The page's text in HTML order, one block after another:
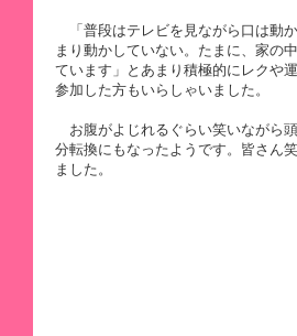
「普段はテレビを見ながら口は動
まり動かしていない。たまに、家の
ています」とあまり積極的にレクや
参加した方もいらしゃいました。
お腹がよじれるぐらい笑いながら
分転換にもなったようです。皆さん
ました。